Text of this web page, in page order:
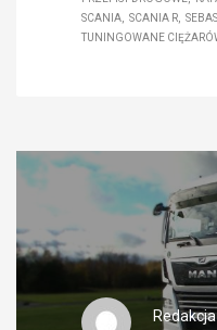
SCANIA
SCANIA R
TUNINGOWANE